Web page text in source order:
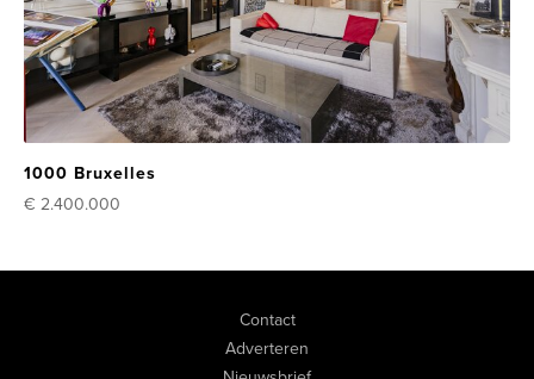
1000 Bruxelles
€ 2.400.000
Contact
Adverteren